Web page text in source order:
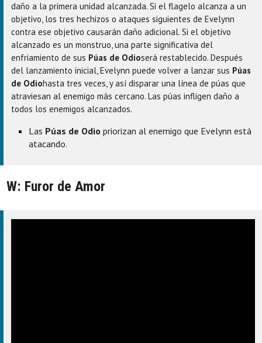
daño a la primera unidad alcanzada. Si el flagelo alcanza a un
objetivo, los tres hechizos o ataques siguientes de Evelynn
contra ese objetivo causarán daño adicional. Si el objetivo
alcanzado es un monstruo, una parte significativa del
enfriamiento de sus Púas de Odioserá restablecido. Después
del lanzamiento inicial, Evelynn puede volver a lanzar sus Púas
de Odiohasta tres veces, y así disparar una línea de púas que
atraviesan al enemigo más cercano. Las púas infligen daño a
todos los enemigos alcanzados.
Las Púas de Odio priorizan al enemigo que Evelynn está
atacando.
W: Furor de Amor